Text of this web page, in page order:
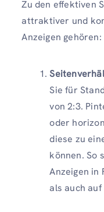
Zu den effektiven
attraktiver und
Anzeigen gehören:
Sie für
von 2:3.
oder
diese zu
können. So
Anzeigen in
als auch